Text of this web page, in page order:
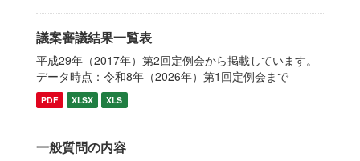
議案審議結果一覧表
平成29年（2017年）第2回定例会から掲載しています。
データ時点：令和8年（2026年）第1回定例会まで
PDF XLSX XLS
一般質問の内容